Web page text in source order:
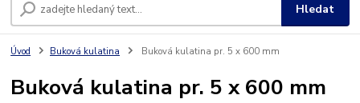
Hledat
Úvod Buková kulatina Buková kulatina pr. 5 x 600 mm
Buková kulatina pr. 5 x 600 mm